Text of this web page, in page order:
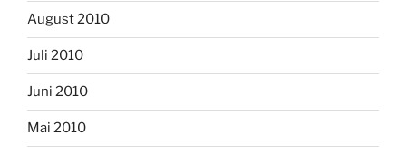
August 2010
Juli 2010
Juni 2010
Mai 2010